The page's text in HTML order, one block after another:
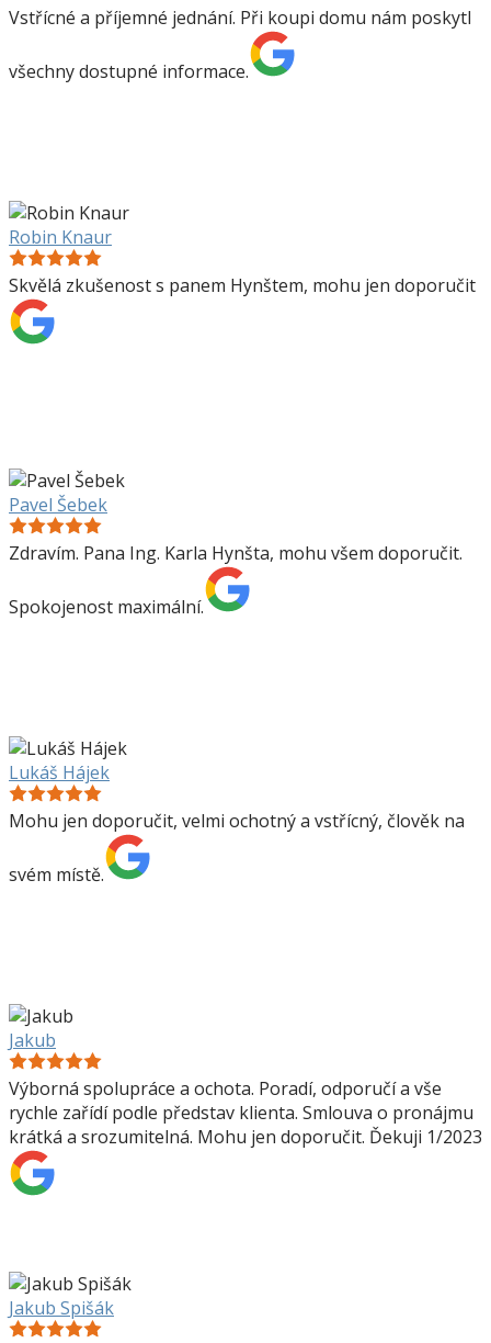
Vstřícné a příjemné jednání. Při koupi domu nám poskytl
všechny dostupné informace.
Robin Knaur
Skvělá zkušenost s panem Hynštem, mohu jen doporučit
Pavel Šebek
Zdravím. Pana Ing. Karla Hynšta, mohu všem doporučit.
Spokojenost maximální.
Lukáš Hájek
Mohu jen doporučit, velmi ochotný a vstřícný, člověk na
svém místě.
Jakub
Výborná spolupráce a ochota. Poradí, odporučí a vše
rychle zařídí podle představ klienta. Smlouva o pronájmu
krátká a srozumitelná. Mohu jen doporučit. Ďekuji 1/2023
Jakub Spišák